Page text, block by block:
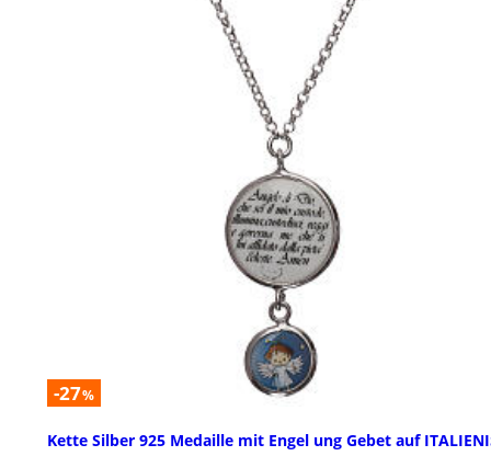
-27%
Kette Silber 925 Medaille mit Engel ung Gebet auf